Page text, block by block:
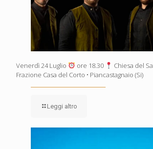
Venerdì 24 Luglio ore 18.30
Chiesa del
Frazione Casa del Corto • Piancastagnaio (Si)
Leggi altro